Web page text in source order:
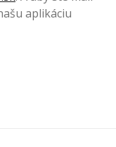
aplikáciu